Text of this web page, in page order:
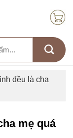
đều là cha
mẹ quá